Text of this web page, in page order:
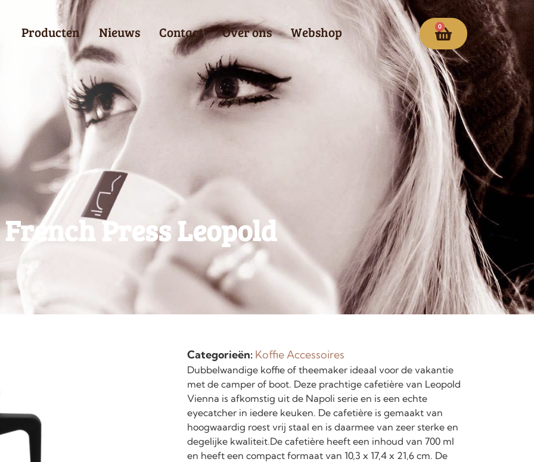
Producten Nieuws Contact Over ons Webshop 0
Press Leopold
Categorieën: Koffie Accessoires
Dubbelwandige koffie of theemaker ideaal voor de vakantie
met de camper of boot. Deze prachtige cafetière van Leopold
Vienna is afkomstig uit de Napoli serie en is een echte
eyecatcher in iedere keuken. De cafetière is gemaakt van
hoogwaardig roest vrij staal en is daarmee van zeer sterke en
degelijke kwaliteit.De cafetière heeft een inhoud van 700 ml
en heeft een compact formaat van 10,3 x 17,4 x 21,6 cm. De